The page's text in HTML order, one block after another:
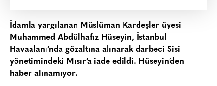
İdamla yargılanan Müslüman Kardeşler üyesi
Muhammed Abdülhafız Hüseyin, İstanbul
Havaalanı’nda gözaltına alınarak darbeci Sisi
yönetimindeki Mısır’a iade edildi. Hüseyin’den
haber alınamıyor.